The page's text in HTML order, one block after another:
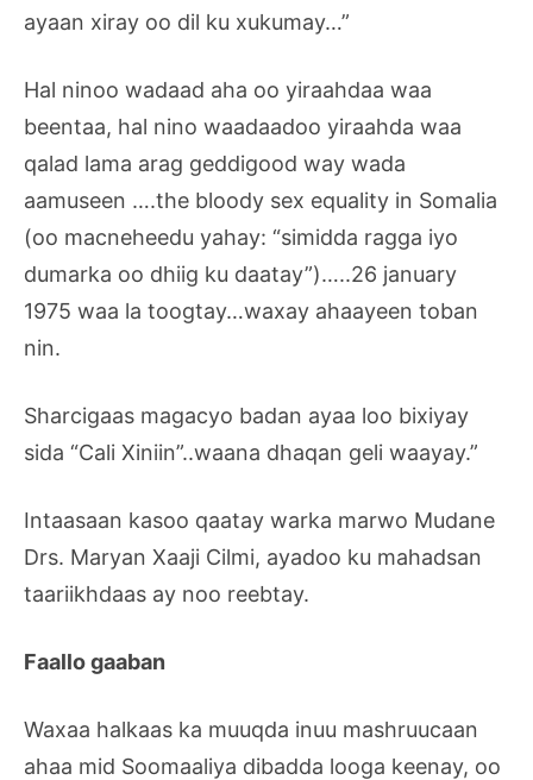
ayaan xiray oo dil ku xukumay…”
Hal ninoo wadaad aha oo yiraahdaa waa
beentaa, hal nino waadaadoo yiraahda waa
qalad lama arag geddigood way wada
aamuseen ….the bloody sex equality in Somalia
(oo macneheedu yahay: “simidda ragga iyo
dumarka oo dhiig ku daatay”)…..26 january
1975 waa la toogtay…waxay ahaayeen toban
nin.
Sharcigaas magacyo badan ayaa loo bixiyay
sida “Cali Xiniin”..waana dhaqan geli waayay.”
Intaasaan kasoo qaatay warka marwo Mudane
Drs. Maryan Xaaji Cilmi, ayadoo ku mahadsan
taariikhdaas ay noo reebtay.
Faallo gaaban
Waxaa halkaas ka muuqda inuu mashruucaan
ahaa mid Soomaaliya dibadda looga keenay, oo